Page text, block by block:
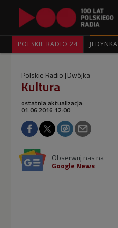
POLSKIE RADIO 24 JEDYNKA
Polskie Radio Dwójka
Kultura
ostatnia aktualizacja:
01.06.2016 12:00
Obserwuj nas na
Google News